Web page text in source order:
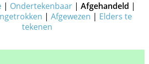
| Ondertekenbaar |Afgehandeld |
| Afgewezen | Elders te
tekenen